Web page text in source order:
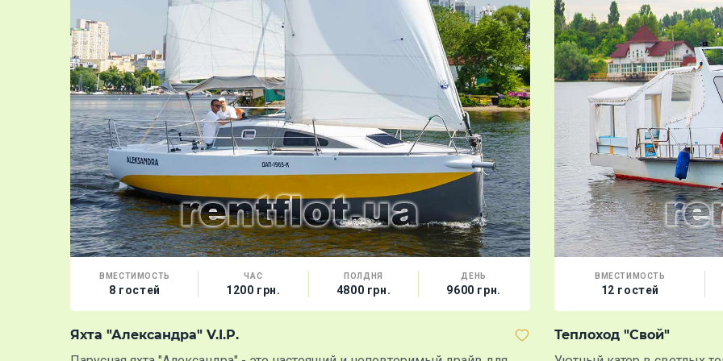
ВМЕСТИМОСТЬ
8 гостей
ЧАС
1200 грн.
ПОЛДНЯ
4800 грн.
ДЕНЬ
9600 грн.
Яхта "Александра" V.I.P.
ВМЕСТИМОСТЬ
12 гостей
Теплоход "Свой"